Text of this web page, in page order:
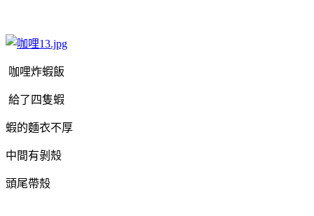
咖哩炸蝦飯
給了四隻蝦
蝦的麵衣不厚
中間有剝殼
頭尾帶殼